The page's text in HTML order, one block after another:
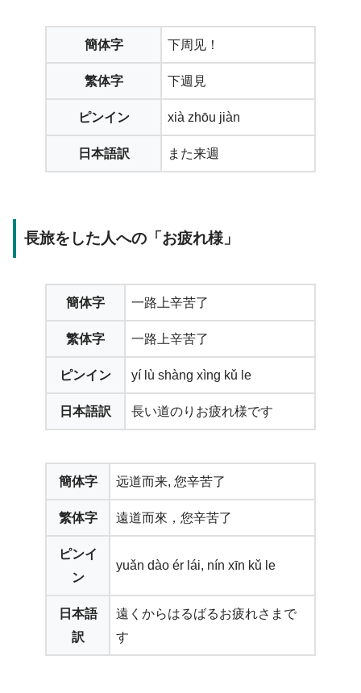
簡体字 下周见！
繁体字 下週見
ピンイン xià zhōu jiàn
日本語訳 また来週
長旅をした人への「お疲れ様」
簡体字 一路上辛苦了
繁体字 一路上辛苦了
ピンイン yí lù shàng xìng kǔ le
日本語訳 長い道のりお疲れ様です
簡体字 远道而来, 您辛苦了
繁体字 遠道而來，您辛苦了
ピンイ
ン
yuǎn dào ér lái, nín xīn kǔ le
日本語
訳
遠くからはるばるお疲れさまで
す